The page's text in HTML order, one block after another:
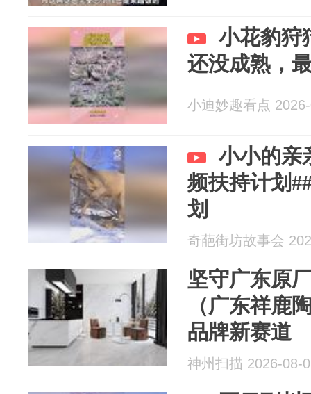
小花豹狩
还没成熟，
小迪妙趣看点
小小的亲
频扶持计划
划
奇葩街坊故事会
坚守广东原
（广东祥鹿
品牌新赛道
神州扫描 2026-08-